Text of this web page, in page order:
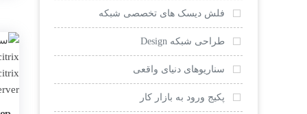
فلش دیسک های تخصصی شبکه
طراحی شبکه Design
سناریوهای دنیای واقعی
پکیج ورود به بازار کار